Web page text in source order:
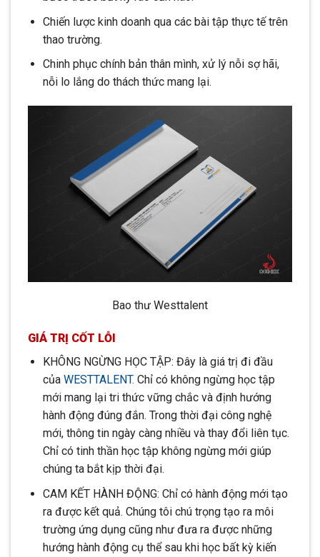
Chiến lược kinh doanh qua các bài tập thực tế trên
thao trường.
Chinh phục chính bản thân mình, xử lý nỗi sợ hãi,
nỗi lo lắng do thách thức mang lại.
Bao thư Westtalent
GIÁ TRỊ CỐT LỖI
KHÔNG NGỪNG HỌC TẬP: Đây là giá trị đi đầu
của WESTTALENT. Chỉ có không ngừng học tập
mới mang lại tri thức vững chắc và định hướng
hành động đúng đắn. Trong thời đại công nghệ
mới, thông tin ngày càng nhiều và thay đổi liên tục.
Chỉ có tinh thần học tập không ngừng mới giúp
chúng ta bắt kịp thời đại.
CAM KẾT HÀNH ĐỘNG: Chỉ có hành động mới tạo
ra được kết quả. Chúng tôi chú trọng tạo ra môi
trường ứng dụng cũng như đưa ra được những
hướng hành động cụ thể sau khi học bất kỳ kiến